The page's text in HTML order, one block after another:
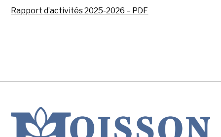
Rapport d’activités 2025-2026 – PDF